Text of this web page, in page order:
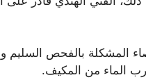
المشكلة بالفحص السليم و
الماء من المكيف.